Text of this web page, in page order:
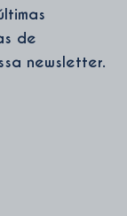
de
newsletter.